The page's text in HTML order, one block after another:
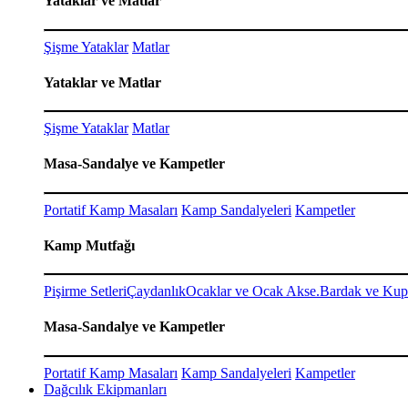
Şişme Yataklar Matlar
Yataklar ve Matlar
Şişme Yataklar Matlar
Masa-Sandalye ve Kampetler
Portatif Kamp Masaları Kamp Sandalyeleri Kampetler
Kamp Mutfağı
Pişirme SetleriÇaydanlıkOcaklar ve Ocak Akse.Bardak ve
Masa-Sandalye ve Kampetler
Portatif Kamp Masaları Kamp Sandalyeleri Kampetler
Dağcılık Ekipmanları